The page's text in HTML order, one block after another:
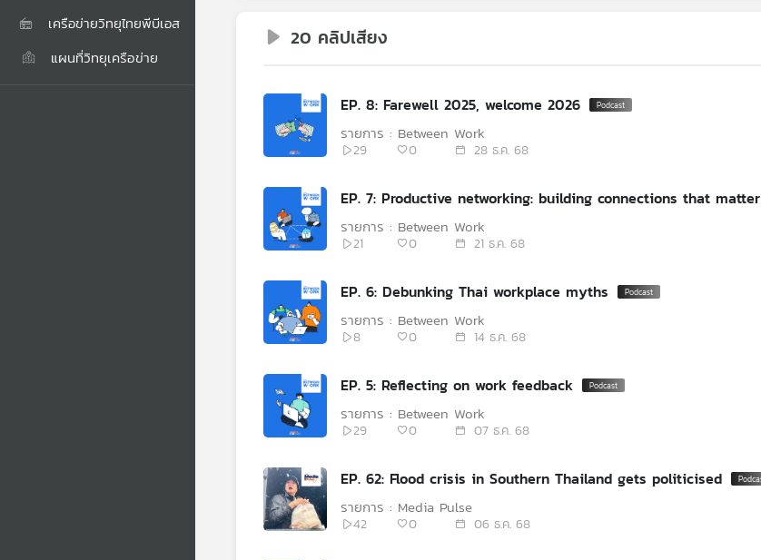
เครือข่ายวิทยุไทยพีบีเอส
แผนที่วิทยุเครือข่าย
20 คลิปเสียง
EP. 8: Farewell 2025, welcome 2026
29 0 28 ธ.ค. 68
รายการ : Between Work
EP. 7: Productive networking: building connections that matter
21 0 21 ธ.ค. 68
รายการ : Between Work
EP. 6: Debunking Thai workplace myths
8 0 14 ธ.ค. 68
รายการ : Between Work
EP. 5: Reflecting on work feedback
29 0 07 ธ.ค. 68
รายการ : Between Work
EP. 62: Flood crisis in Southern Thailand gets politicised
42 0 06 ธ.ค. 68
รายการ : Media Pulse